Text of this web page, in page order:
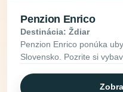
Penzion Enrico
Destinácia: Ždiar
Penzion Enrico ponúka
Slovensko. Pozrite si